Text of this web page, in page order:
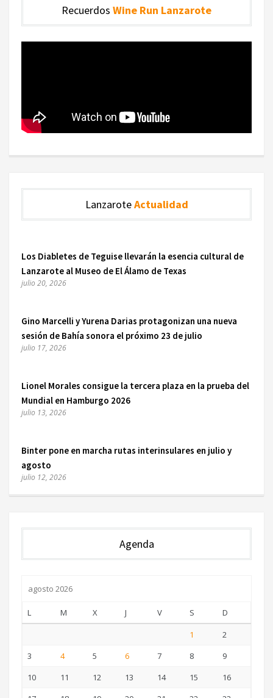
Recuerdos Wine Run Lanzarote
LanzaroteActualidad
Los Diabletes de Teguise llevarán la esencia cultural de
Lanzarote al Museo de El Álamo de Texas
julio 20, 2026
Gino Marcelli y Yurena Darias protagonizan una nueva
sesión de Bahía sonora el próximo 23 de julio
julio 17, 2026
Lionel Morales consigue la tercera plaza en la prueba del
Mundial en Hamburgo 2026
julio 13, 2026
Binter pone en marcha rutas interinsulares en julio y
agosto
julio 12, 2026
Agenda
agosto 2026
L M X J V S
D
1
2
3
4 5 6 7 8
9
10
11 12 13 14 15
16